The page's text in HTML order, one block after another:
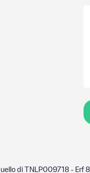
di TNLP009718 - Erf